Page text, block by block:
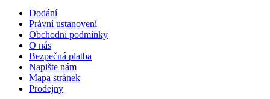
Dodání
Právní ustanovení
Obchodní podmínky
O nás
Bezpečná platba
Napište nám
Mapa stránek
Prodejny